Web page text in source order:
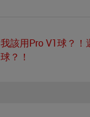
我該用Pro V1球？！
球？！